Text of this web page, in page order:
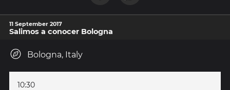
11 September 2017
Salimos a conocer Bologna
Bologna, Italy
10:30